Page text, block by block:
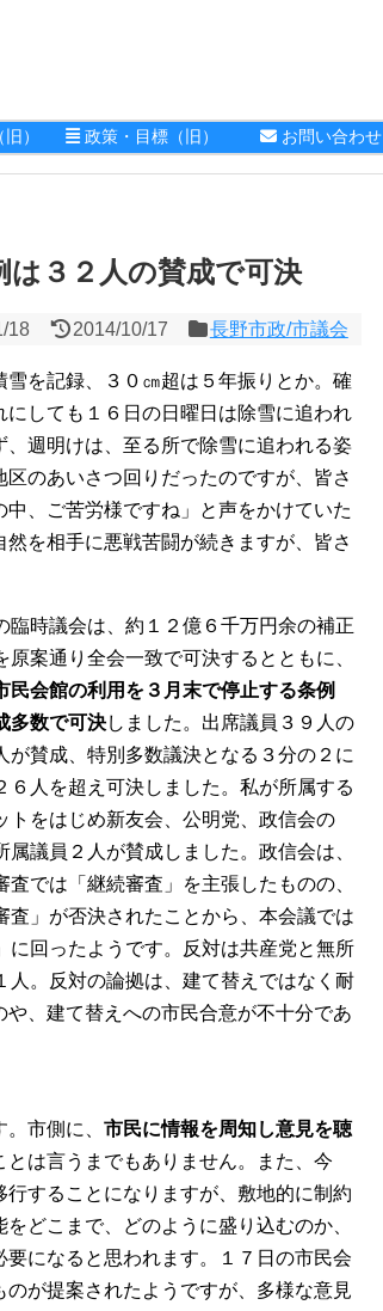
） 政策・目標（旧） お問い合わせ
３２人の賛成で可決
18 2014/10/17 長野市政/市議会
を記録、３０㎝超は５年振りとか。確
しても１６日の日曜日は除雪に追われ
週明けは、至る所で除雪に追われる姿
のあいさつ回りだったのですが、皆さ
、ご苦労様ですね」と声をかけていた
を相手に悪戦苦闘が続きますが、皆さ
時議会は、約１２億６千万円余の補正
原案通り全会一致で可決するとともに、
民会館の利用を３月末で停止する条例
多数で可決しました。出席議員３９人の
が賛成、特別多数議決となる３分の２に
６人を超え可決しました。私が所属する
トをはじめ新友会、公明党、政信会の
属議員２人が賛成しました。政信会は、
査では「継続審査」を主張したものの、
査」が否決されたことから、本会議では
に回ったようです。反対は共産党と無所
人。反対の論拠は、建て替えではなく耐
、建て替えへの市民合意が不十分であ
市側に、 市民に情報を周知し意見を聴
とは言うまでもありません。また、今
することになりますが、敷地的に制約
どこまで、どのように盛り込むのか、
になると思われます。１７日の市民会
が提案されたようですが、多様な意見